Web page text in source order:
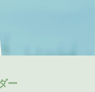
ー